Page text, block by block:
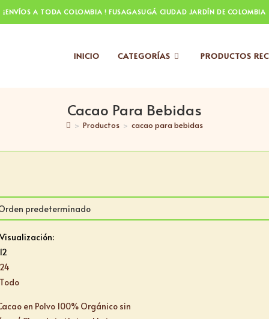
¡ENVÍOS A TODA COLOMBIA ! FUSAGASUGÁ CIUDAD JARDÍN DE COLOMBIA
INICIO CATEGORÍAS PRODUCTOS
Cacao Para Bebidas
> Productos > cacao para bebidas
Visualización:
12
24
Todo